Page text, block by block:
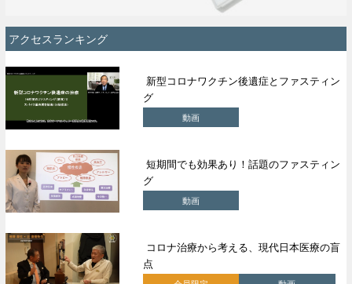
アクセスランキング
新型コロナワクチン後遺症とファスティン
グ
動画
短期間でも効果あり！話題のファスティン
グ
動画
コロナ治療から考える、現代日本医療の盲
点